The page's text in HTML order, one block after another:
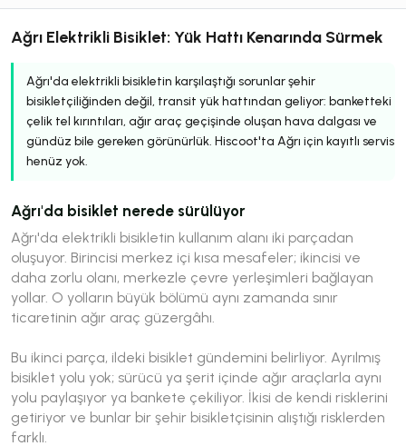
Ağrı Elektrikli Bisiklet: Yük Hattı Kenarında Sürmek
Ağrı'da elektrikli bisikletin karşılaştığı sorunlar şehir
bisikletçiliğinden değil, transit yük hattından geliyor: banketteki
çelik tel kırıntıları, ağır araç geçişinde oluşan hava dalgası ve
gündüz bile gereken görünürlük. Hiscoot'ta Ağrı için kayıtlı servis
henüz yok.
Ağrı'da bisiklet nerede sürülüyor
Ağrı'da elektrikli bisikletin kullanım alanı iki parçadan
oluşuyor. Birincisi merkez içi kısa mesafeler; ikincisi ve
daha zorlu olanı, merkezle çevre yerleşimleri bağlayan
yollar. O yolların büyük bölümü aynı zamanda sınır
ticaretinin ağır araç güzergâhı.
Bu ikinci parça, ildeki bisiklet gündemini belirliyor. Ayrılmış
bisiklet yolu yok; sürücü ya şerit içinde ağır araçlarla aynı
yolu paylaşıyor ya bankete çekiliyor. İkisi de kendi risklerini
getiriyor ve bunlar bir şehir bisikletçisinin alıştığı risklerden
farklı.